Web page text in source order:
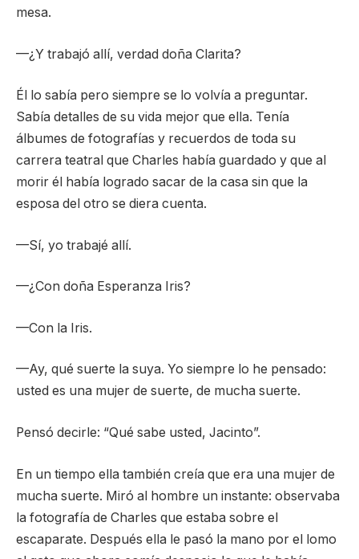
mesa.
—¿Y trabajó allí, verdad doña Clarita?
Él lo sabía pero siempre se lo volvía a preguntar.
Sabía detalles de su vida mejor que ella. Tenía
álbumes de fotografías y recuerdos de toda su
carrera teatral que Charles había guardado y que al
morir él había logrado sacar de la casa sin que la
esposa del otro se diera cuenta.
—Sí, yo trabajé allí.
—¿Con doña Esperanza Iris?
—Con la Iris.
—Ay, qué suerte la suya. Yo siempre lo he pensado:
usted es una mujer de suerte, de mucha suerte.
Pensó decirle: “Qué sabe usted, Jacinto”.
En un tiempo ella también creía que era una mujer de
mucha suerte. Miró al hombre un instante: observaba
la fotografía de Charles que estaba sobre el
escaparate. Después ella le pasó la mano por el lomo